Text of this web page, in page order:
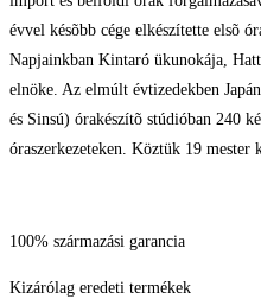
évvel késõbb cége elkészítette elsõ
Napjainkban Kintaró ükunokája,
elnöke. Az elmúlt évtizedekben
és Sinsú) órakészítõ stúdióban 240
óraszerkezeteken. Köztük 19 mester
100% származási garancia
Kizárólag eredeti termékek